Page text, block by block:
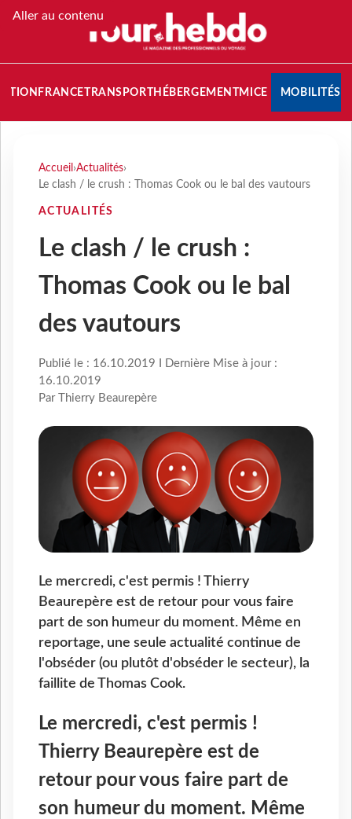
Aller au contenu
FRANCETRANSPORT HÉBERGEMENTMICE MOBILITÉS
Accueil ›Actualités›
Le clash / le crush : Thomas Cook ou le bal des vautours
ACTUALITÉS
Le clash / le crush :
Thomas Cook ou le bal
des vautours
Publié le : 16.10.2019 I Dernière Mise à jour :
16.10.2019
Par Thierry Beaurepère
Le mercredi, c'est permis ! Thierry
Beaurepère est de retour pour vous faire
part de son humeur du moment. Même en
reportage, une seule actualité continue de
l'obséder (ou plutôt d'obséder le secteur), la
faillite de Thomas Cook.
Le mercredi, c'est permis !
Thierry Beaurepère est de
retour pour vous faire part de
son humeur du moment. Même